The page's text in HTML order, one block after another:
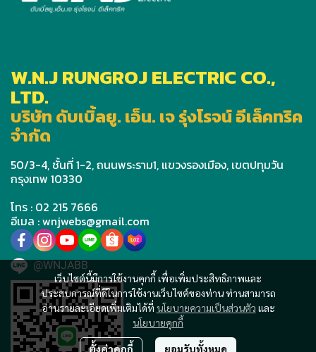
เว็บไซต์นี้มีการใช้งานคุกกี้ เพื่อเพิ่มประสิทธิภาพและ
ประสบการณ์ที่ดีในการใช้งานเว็บไซต์ของท่าน ท่านสามารถ
อ่านรายละเอียดเพิ่มเติมได้ที่ นโยบายความเป็นส่วนตัว และ
นโยบายคุกกี้
ตั้งค่าคุกกี้ ยอมรับทั้งหมด
W.N.J RUNGROJ ELECTRIC CO.,
LTD.
บริษัท ดับเบิ้ลยู. เอ็น. เจ รุ่งโรจน์ อีเล็คทริค
จำกัด
50/3-4, ชั้นที่ 1-2, ถนนพระราม1, แขวงรองเมือง, เขตปทุมวัน
กรุงเทพ 10330
โทร : 02 215 7666
อีเมล : wnjwebs@gmail.com
@WNJABB